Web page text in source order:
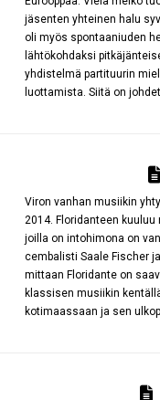
jäsenten yhteinen halu
oli myös spontaaniuden
lähtökohdaksi
yhdistelmä partituurin
luottamista. Siitä on
Viron vanhan musiikin
2014. Floridanteen
joilla on intohimona on
cembalisti Saale Fischer
mittaan Floridante on
klassisen musiikin
kotimaassaan ja sen